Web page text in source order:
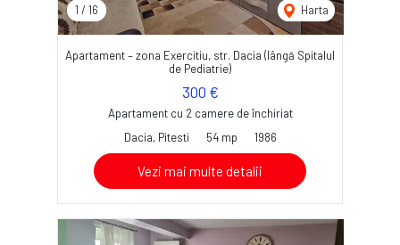
1 / 16 Harta
Apartament – zona Exercitiu, str. Dacia (lângă Spitalul
de Pediatrie)
300 €
Apartament cu 2 camere de închiriat
Dacia, Pitesti
54 mp 1986
Vezi mai multe detalii